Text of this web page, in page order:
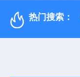
热门搜索：